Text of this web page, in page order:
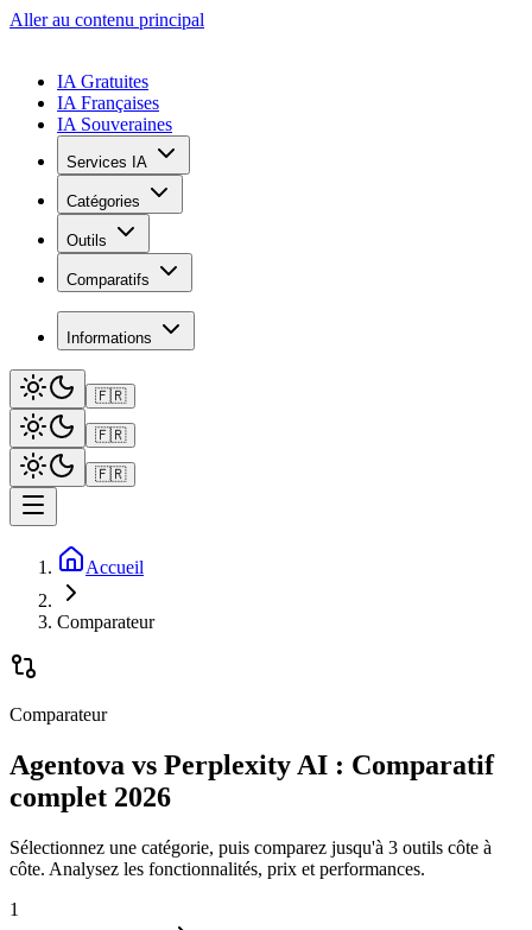
Aller au contenu principal
IA Gratuites
IA Françaises
IA Souveraines
Services IA
Catégories
Outils
Comparatifs
Informations
🇫🇷
🇫🇷
🇫🇷
Accueil
Comparateur
Comparateur
Agentova vs Perplexity AI : Comparatif
complet 2026
Sélectionnez une catégorie, puis comparez jusqu'à 3 outils côte à
côte. Analysez les fonctionnalités, prix et performances.
1